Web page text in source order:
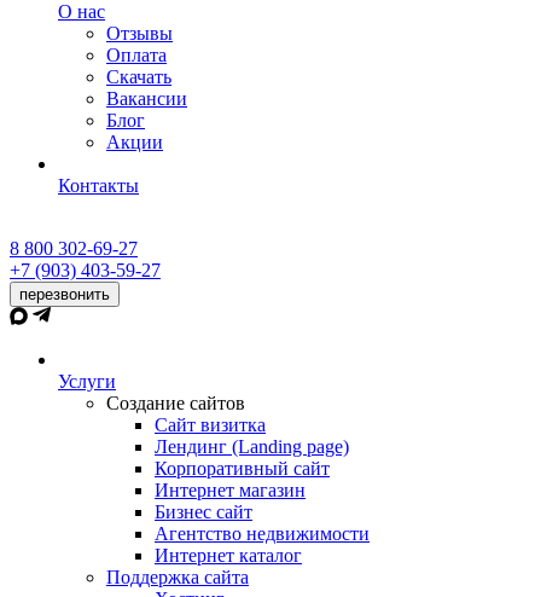
О нас
Отзывы
Оплата
Скачать
Вакансии
Блог
Акции
Контакты
8 800 302-69-27
+7 (903) 403-59-27
перезвонить
Услуги
Создание сайтов
Сайт визитка
Лендинг (Landing page)
Корпоративный сайт
Интернет магазин
Бизнес сайт
Агентство недвижимости
Интернет каталог
Поддержка сайта